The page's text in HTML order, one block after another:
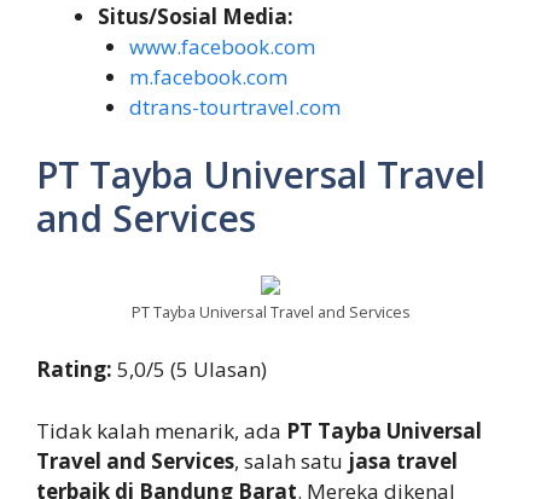
Situs/Sosial Media:
www.facebook.com
m.facebook.com
dtrans-tourtravel.com
PT Tayba Universal Travel
and Services
PT Tayba Universal Travel and Services
Rating: 5,0/5 (5 Ulasan)
Tidak kalah menarik, ada PT Tayba Universal
Travel and Services, salah satu jasa travel
terbaik di Bandung Barat. Mereka dikenal